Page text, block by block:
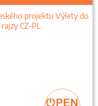
projektu Výlety do
CZ-PL